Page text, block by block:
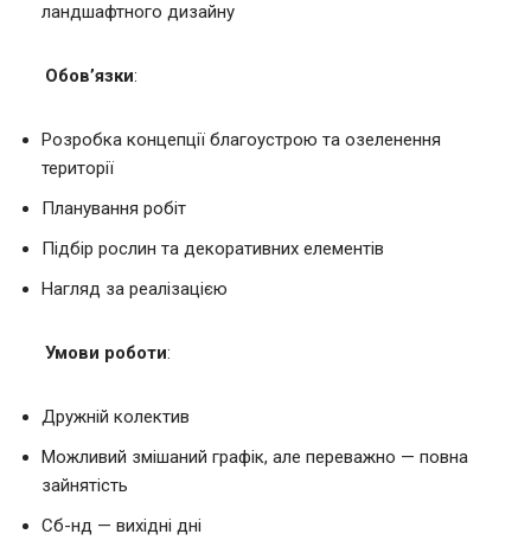
ландшафтного дизайну
Обов’язки:
Розробка концепції благоустрою та озеленення
території
Планування робіт
Підбір рослин та декоративних елементів
Нагляд за реалізацією
Умови роботи:
Дружній колектив
Можливий змішаний графік, але переважно — повна
зайнятість
Сб-нд — вихідні дні